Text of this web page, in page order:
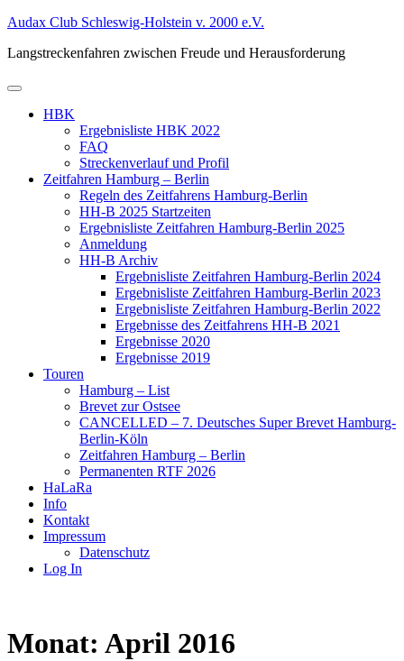
Zum
springen
Audax Club Schleswig-Holstein v. 2000 e.V.
Langstreckenfahren zwischen Freude und Herausforderung
Primäres
HBK
Ergebnisliste HBK 2022
FAQ
Streckenverlauf und Profil
Zeitfahren Hamburg – Berlin
Regeln des Zeitfahrens Hamburg-Berlin
HH-B 2025 Startzeiten
Ergebnisliste Zeitfahren Hamburg-Berlin 2025
Anmeldung
HH-B Archiv
Ergebnisliste Zeitfahren Hamburg-Berlin 2024
Ergebnisliste Zeitfahren Hamburg-Berlin 2023
Ergebnisliste Zeitfahren Hamburg-Berlin 2022
Ergebnisse des Zeitfahrens HH-B 2021
Ergebnisse 2020
Ergebnisse 2019
Touren
Hamburg – List
Brevet zur Ostsee
CANCELLED – 7. Deutsches Super Brevet Hamburg-
Berlin-Köln
Zeitfahren Hamburg – Berlin
Permanenten RTF 2026
HaLaRa
Info
Kontakt
Impressum
Datenschutz
Log In
Monat: April 2016